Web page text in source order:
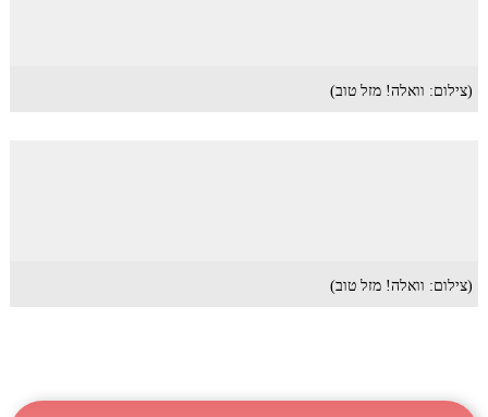
(צילום: וואלה! מזל טוב)
(צילום: וואלה! מזל טוב)